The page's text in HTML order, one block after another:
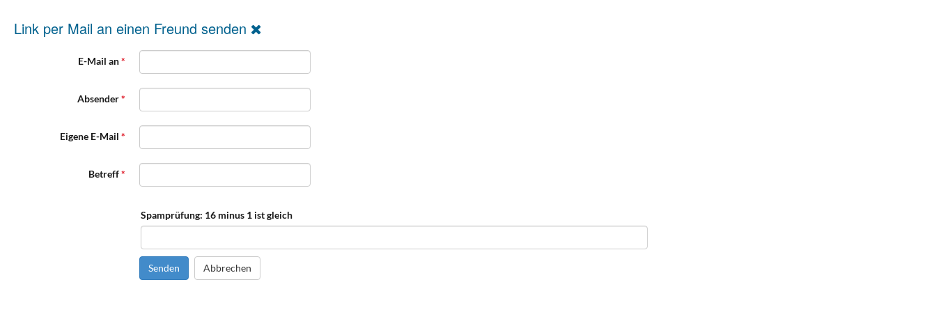
Link per Mail an einen Freund senden
E-Mail an*
Absender*
Eigene E-Mail *
Betreff*
Spamprüfung: 16 minus 1 ist gleich
Senden Abbrechen